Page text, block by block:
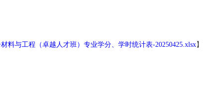
材料与工程（卓越人才班）专业学分、学时统计表-20250425.xlsx